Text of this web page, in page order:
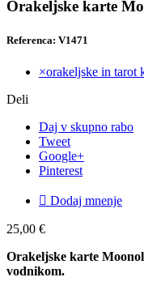
Orakeljske karte
Referenca: V1471
×orakeljske in tarot
Deli
Daj v skupno rabo
Tweet
Google+
Pinterest
 Dodaj mnenje
25,00 €
Orakeljske karte
vodnikom.